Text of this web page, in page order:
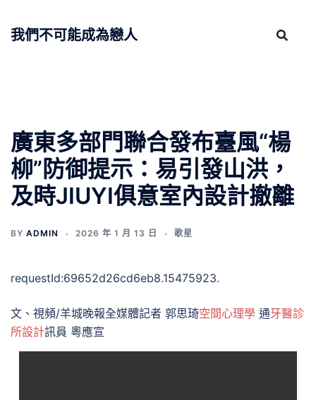
我們不可能成為戀人
廣東多部門聯合發布臺風“楊
柳”防御提示：易引發山洪，
及時JIUYI俱意室內設計撤離
BY ADMIN 2026 年 1 月 13 日 歌星
requestId:69652d26cd6eb8.15475923.
文、視頻/羊城晚報全媒體記者 郭思琦空間心理學 通牙醫診
所設計訊員 粵應宣